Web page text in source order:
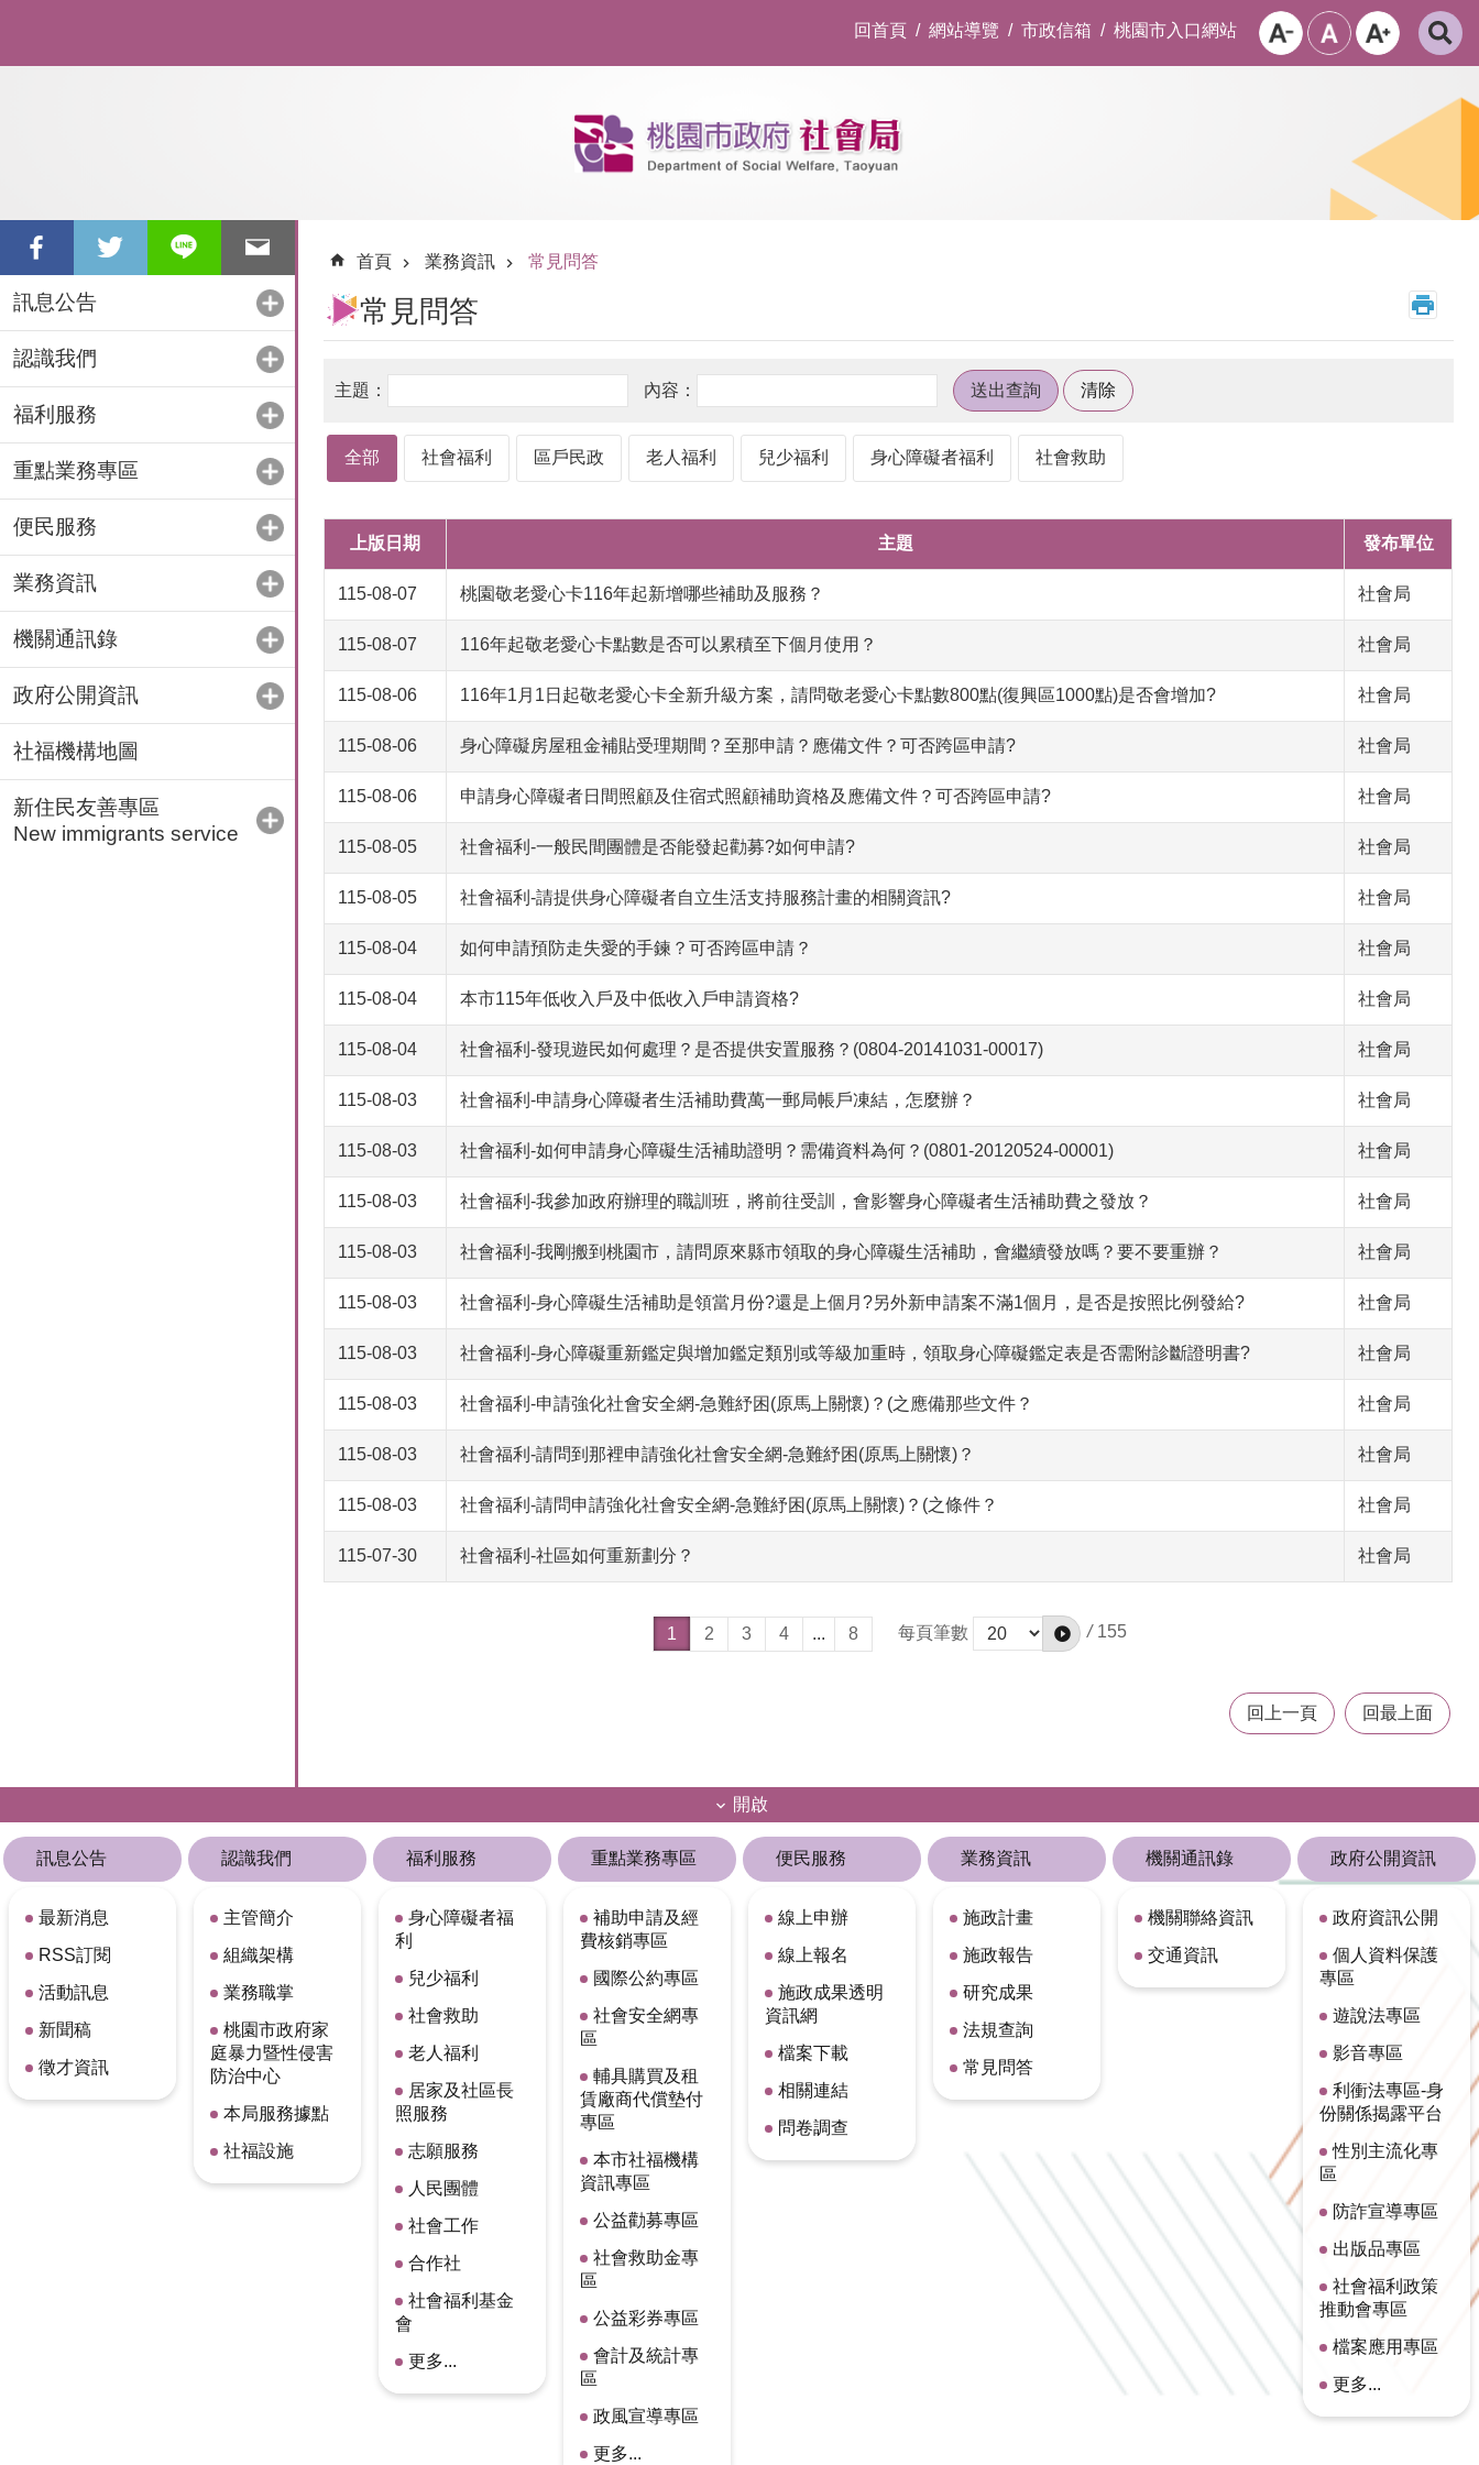
回首頁 網站導覽 市政信箱 桃園市入口網站
訊息公告
認識我們
福利服務
重點業務專區
便民服務
業務資訊
機關通訊錄
政府公開資訊
社福機構地圖
新住民友善專區
New immigrants service
首頁 業務資訊 常見問答
常見問答
全部 社會福利 區戶民政 老人福利 兒少福利 身心障礙者福利 社會救助
上版日期 主題 發布單位
115-08-07 桃園敬老愛心卡116年起新增哪些補助及服務？ 社會局
115-08-07 116年起敬老愛心卡點數是否可以累積至下個月使用？ 社會局
115-08-06 116年1月1日起敬老愛心卡全新升級方案，請問敬老愛心卡點數800點(復興區1000點)是否會增加? 社會局
115-08-06 身心障礙房屋租金補貼受理期間？至那申請？應備文件？可否跨區申請? 社會局
115-08-06 申請身心障礙者日間照顧及住宿式照顧補助資格及應備文件？可否跨區申請? 社會局
115-08-05 社會福利-一般民間團體是否能發起勸募?如何申請? 社會局
115-08-05 社會福利-請提供身心障礙者自立生活支持服務計畫的相關資訊? 社會局
115-08-04 如何申請預防走失愛的手鍊？可否跨區申請？ 社會局
115-08-04 本市115年低收入戶及中低收入戶申請資格? 社會局
115-08-04 社會福利-發現遊民如何處理？是否提供安置服務？(0804-20141031-00017) 社會局
115-08-03 社會福利-申請身心障礙者生活補助費萬一郵局帳戶凍結，怎麼辦？ 社會局
115-08-03 社會福利-如何申請身心障礙生活補助證明？需備資料為何？(0801-20120524-00001) 社會局
115-08-03 社會福利-我參加政府辦理的職訓班，將前往受訓，會影響身心障礙者生活補助費之發放？ 社會局
115-08-03 社會福利-我剛搬到桃園市，請問原來縣市領取的身心障礙生活補助，會繼續發放嗎？要不要重辦？ 社會局
115-08-03 社會福利-身心障礙生活補助是領當月份?還是上個月?另外新申請案不滿1個月，是否是按照比例發給? 社會局
115-08-03 社會福利-身心障礙重新鑑定與增加鑑定類別或等級加重時，領取身心障礙鑑定表是否需附診斷證明書? 社會局
115-08-03 社會福利-申請強化社會安全網-急難紓困(原馬上關懷)？(之應備那些文件？ 社會局
115-08-03 社會福利-請問到那裡申請強化社會安全網-急難紓困(原馬上關懷)？ 社會局
115-08-03 社會福利-請問申請強化社會安全網-急難紓困(原馬上關懷)？(之條件？ 社會局
115-07-30 社會福利-社區如何重新劃分？ 社會局
1 2 3 4 ... 8 每頁筆數 / 155
回上一頁 回最上面
開啟
訊息公告
最新消息
RSS訂閱
活動訊息
新聞稿
徵才資訊
認識我們
主管簡介
組織架構
業務職掌
桃園市政府家
庭暴力暨性侵害
防治中心
本局服務據點
社福設施
福利服務
身心障礙者福
利
兒少福利
社會救助
老人福利
居家及社區長
照服務
志願服務
人民團體
社會工作
合作社
社會福利基金
會
更多...
重點業務專區
補助申請及經
費核銷專區
國際公約專區
社會安全網專
區
輔具購買及租
賃廠商代償墊付
專區
本市社福機構
資訊專區
公益勸募專區
社會救助金專
區
公益彩券專區
會計及統計專
區
政風宣導專區
更多...
便民服務
線上申辦
線上報名
施政成果透明
資訊網
檔案下載
相關連結
問卷調查
業務資訊
施政計畫
施政報告
研究成果
法規查詢
常見問答
機關通訊錄
機關聯絡資訊
交通資訊
政府公開資訊
政府資訊公開
個人資料保護
專區
遊說法專區
影音專區
利衝法專區-身
份關係揭露平台
性別主流化專
區
防詐宣導專區
出版品專區
社會福利政策
推動會專區
檔案應用專區
更多...